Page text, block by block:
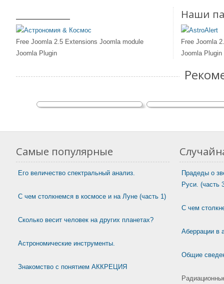
Free Joomla 2.5 Extensions Joomla module
Joomla Plugin
Наши
Free Joomla
Joomla Plugin
галактики с
Самые популярные
Его величество спектральный анализ.
С чем столкнемся в космосе и на Луне (часть 1)
Сколько весит человек на других планетах?
Астрономические инструменты.
Знакомство с понятием АККРЕЦИЯ
Прадеды о
Руси. (часть
С чем
Аберрации в
Общие